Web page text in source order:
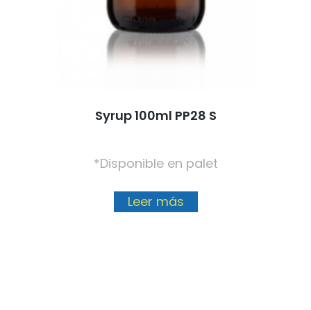
Syrup 100ml PP28 S
*Disponible en palet
Leer más